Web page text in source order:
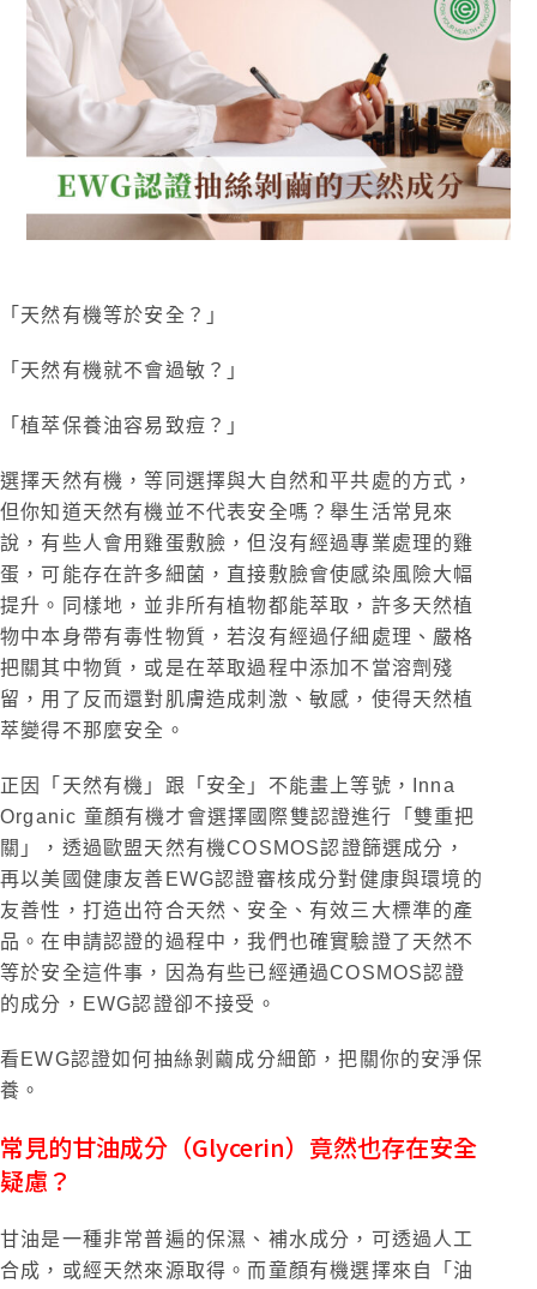
「天然有機等於安全？」
「天然有機就不會過敏？」
「植萃保養油容易致痘？」
選擇天然有機，等同選擇與大自然和平共處的方式，
但你知道天然有機並不代表安全嗎？舉生活常見來
說，有些人會用雞蛋敷臉，但沒有經過專業處理的雞
蛋，可能存在許多細菌，直接敷臉會使感染風險大幅
提升。同樣地，並非所有植物都能萃取，許多天然植
物中本身帶有毒性物質，若沒有經過仔細處理、嚴格
把關其中物質，或是在萃取過程中添加不當溶劑殘
留，用了反而還對肌膚造成刺激、敏感，使得天然植
萃變得不那麼安全。
正因「天然有機」跟「安全」不能畫上等號，Inna
Organic 童顏有機才會選擇國際雙認證進行「雙重把
關」，透過歐盟天然有機COSMOS認證篩選成分，
再以美國健康友善EWG認證審核成分對健康與環境的
友善性，打造出符合天然、安全、有效三大標準的產
品。在申請認證的過程中，我們也確實驗證了天然不
等於安全這件事，因為有些已經通過COSMOS認證
的成分，EWG認證卻不接受。
看EWG認證如何抽絲剝繭成分細節，把關你的安淨保
養。
常見的甘油成分（Glycerin）竟然也存在安全
疑慮？
甘油是一種非常普遍的保濕、補水成分，可透過人工
合成，或經天然來源取得。而童顏有機選擇來自「油